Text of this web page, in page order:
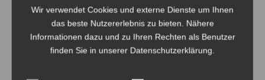
Wir verwendet Cookies und externe Dienste um Ihnen
das beste Nutzererlebnis zu bieten. Nähere
Informationen dazu und zu Ihren Rechten als Benutzer
finden Sie in unserer Datenschutzerklärung.